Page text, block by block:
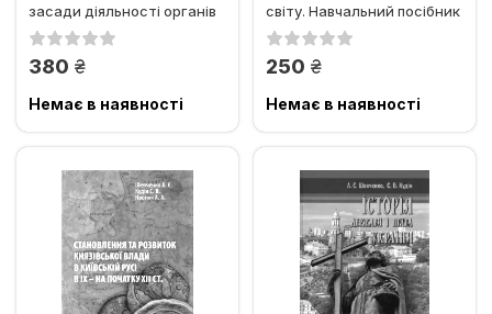
засади діяльності органів
державної безпеки УРСР
380 грн.
Немає в наявності
світу. Навчальний посібник
250 грн.
Немає в наявності